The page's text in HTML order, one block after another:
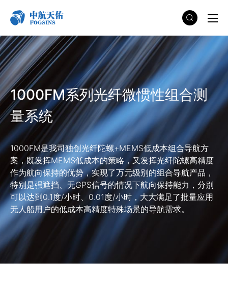
1000FM系列光纤微惯性组合测
量系统
1000FM是我司独创光纤陀螺+MEMS低成本组合导航方
案，既发挥MEMS低成本的策略，又发挥光纤陀螺高精度
作为航向保持的优势，实现了万元级别的组合导航产品，
特别是强遮挡、无GPS信号的情况下航向保持能力，分别
可以达到0.1度/小时、0.01度/小时，大大满足了批量应用
无人船用户的低成本高精度特殊场景的导航需求。